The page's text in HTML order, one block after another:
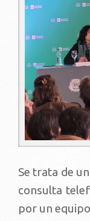
Se trata de
consulta
por un